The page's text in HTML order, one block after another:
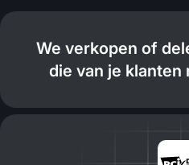
We verkopen of
die van je klanten